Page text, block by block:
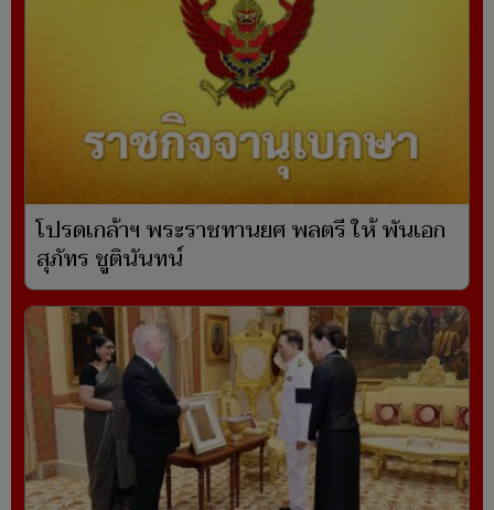
โปรดเกล้าฯ พระราชทานยศ พลตรี ให้ พันเอก
สุภัทร ชูตินันทน์